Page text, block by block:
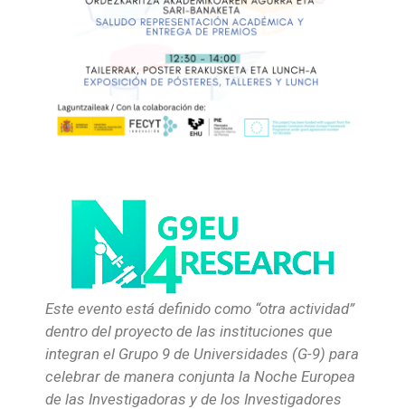
Este evento está definido como “otra actividad”
dentro del proyecto de las instituciones que
integran el Grupo 9 de Universidades (G-9) para
celebrar de manera conjunta la Noche Europea
de las Investigadoras y de los Investigadores